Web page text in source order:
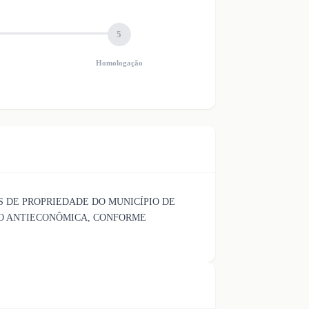
5
Homologação
PROPRIEDADE DO MUNICÍPIO DE
ANTIECONÔMICA, CONFORME